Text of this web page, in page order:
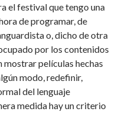
el festival que tengo una
de programar, de
o, dicho de otra
por los contenidos
películas hechas
modo, redefinir,
del lenguaje
medida hay un criterio